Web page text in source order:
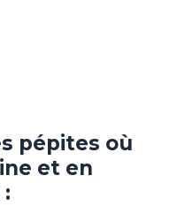
pépites où
et en